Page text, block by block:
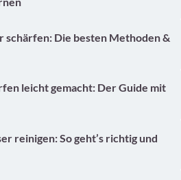
schärfen: Die besten Methoden &
leicht gemacht: Der Guide mit
reinigen: So geht’s richtig und